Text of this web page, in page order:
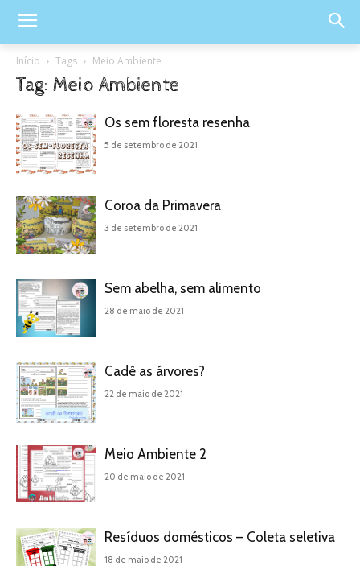
Início Tags Meio Ambiente
Tag: Meio Ambiente
Os sem floresta resenha
5 de setembro de 2021
Coroa da Primavera
3 de setembro de 2021
Sem abelha, sem alimento
28 de maio de 2021
Cadê as árvores?
22 de maio de 2021
Meio Ambiente 2
20 de maio de 2021
Resíduos domésticos – Coleta seletiva
18 de maio de 2021